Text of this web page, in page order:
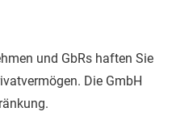
und GbRs haften Sie
Die GmbH